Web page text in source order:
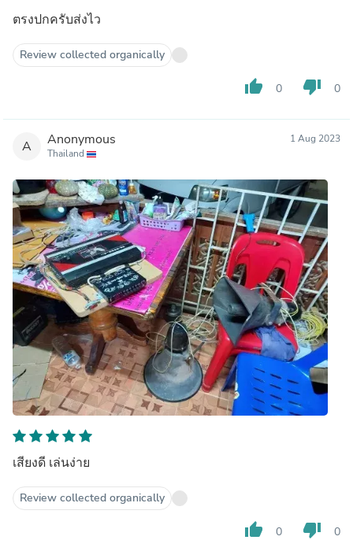
ตรงปกครับส่งไว
Review collected organically
thumb_up 0 thumb_down 0
A Anonymous
Thailand
1 Aug 2023
เสียงดี เล่นง่าย
Review collected organically
thumb_up 0 thumb_down 0